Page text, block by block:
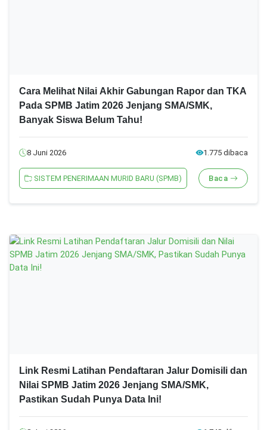
Cara Melihat Nilai Akhir Gabungan Rapor dan TKA
Pada SPMB Jatim 2026 Jenjang SMA/SMK,
Banyak Siswa Belum Tahu!
8 Juni 2026 1.775 dibaca
SISTEM PENERIMAAN MURID BARU (SPMB) Baca
Link Resmi Latihan Pendaftaran Jalur Domisili dan
Nilai SPMB Jatim 2026 Jenjang SMA/SMK,
Pastikan Sudah Punya Data Ini!